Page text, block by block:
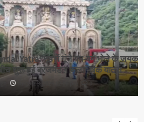
नूंह में गूंजे बम-बम भोले के जयकारे,
हुई ब्रजमंडल जलाभिषेक यात्रा
August 3, 2026 12:00 pm